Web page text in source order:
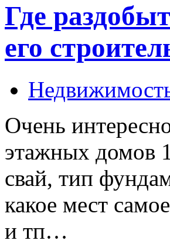
Где
его
Очень
этажных домов
свай, тип
какое мест
и тп…